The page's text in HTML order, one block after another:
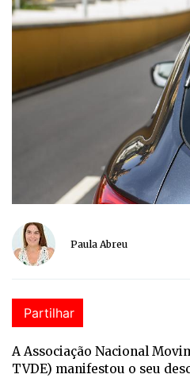
Paula Abreu
Partilhar
A Associação Nacional
TVDE) manifestou o seu